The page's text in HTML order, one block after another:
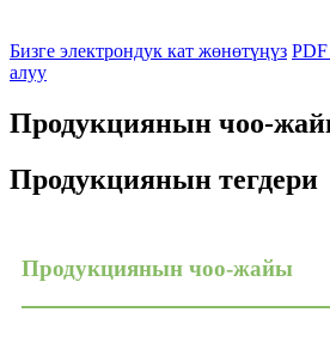
Бизге электрондук кат жөнөтүңүз
алуу
Продукциянын чоо-
Продукциянын тегдери
Продукциянын чоо-жайы